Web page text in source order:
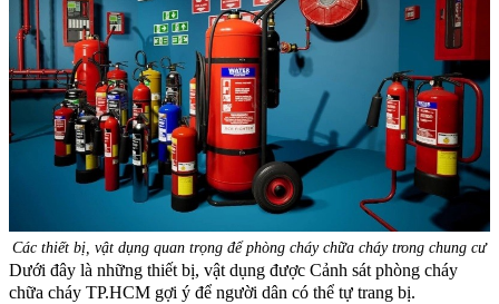
Các thiết bị, vật dụng quan trọng để phòng cháy chữa cháy trong chung cư
Dưới đây là những thiết bị, vật dụng được Cảnh sát phòng cháy
chữa cháy TP.HCM gợi ý để người dân có thể tự trang bị.